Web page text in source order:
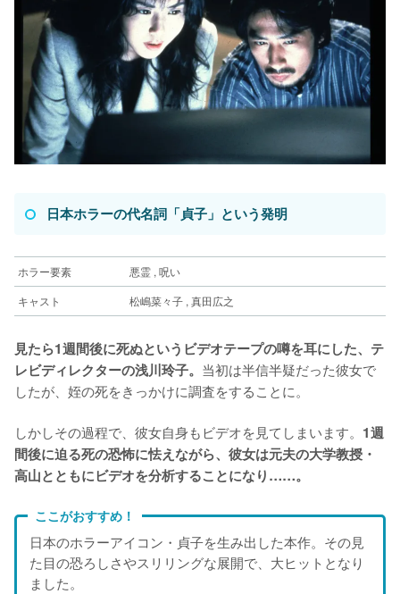
日本ホラーの代名詞「貞子」という発明
ホラー要素
悪霊 , 呪い
キャスト
松嶋菜々子 , 真田広之
見たら1週間後に死ぬというビデオテープの噂を耳にした、テ
レビディレクターの浅川玲子。 当初は半信半疑だった彼女で
したが、姪の死をきっかけに調査をすることに。
しかしその過程で、彼女自身もビデオを見てしまいます。 1週
間後に迫る死の恐怖に怯えながら、彼女は元夫の大学教授・
高山とともにビデオを分析することになり……。
ここがおすすめ！
日本のホラーアイコン・貞子を生み出した本作。その見
た目の恐ろしさやスリリングな展開で、大ヒットとなり
ました。